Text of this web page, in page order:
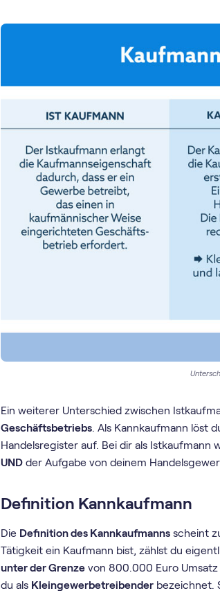
Ein weiterer Unterschied zwischen
Geschäftsbetriebs. Als Kannkaufmann löst
Handelsregister auf. Bei dir als
UND der Aufgabe von deinem
Definition Kannkaufmann
Die Definition des Kannkaufmanns scheint
Tätigkeit ein Kaufmann bist, zählst du
unter der Grenze von 800.000 Euro
du als Kleingewerbetreibender bezeichnet.